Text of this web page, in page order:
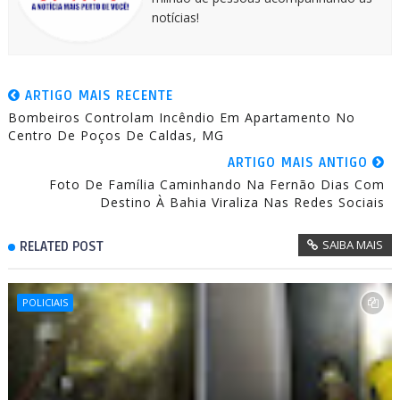
notícias!
ARTIGO MAIS RECENTE
Bombeiros Controlam Incêndio Em Apartamento No
Centro De Poços De Caldas, MG
ARTIGO MAIS ANTIGO
Foto De Família Caminhando Na Fernão Dias Com
Destino À Bahia Viraliza Nas Redes Sociais
RELATED POST SAIBA MAIS
POLICIAIS